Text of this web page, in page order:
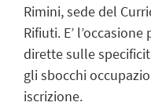
Rimini, sede del
Rifiuti. E’
dirette sulle
gli sbocchi
iscrizione.